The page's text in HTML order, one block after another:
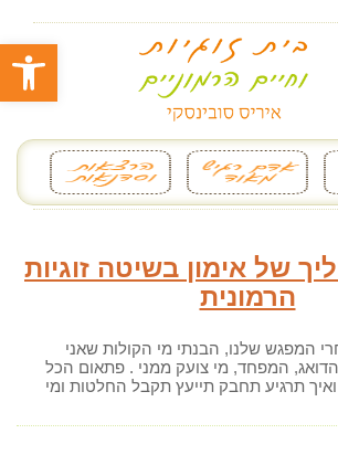
פתח
של אימון בשיטה זוגיות
הרמונית
המפגש שלנו, הבנתי מי הקולות שאני
המפחד, מי צועק ממני . פתאום הכל
ואיך תרגיע תחבק תייעץ תקבל החלטות ומי